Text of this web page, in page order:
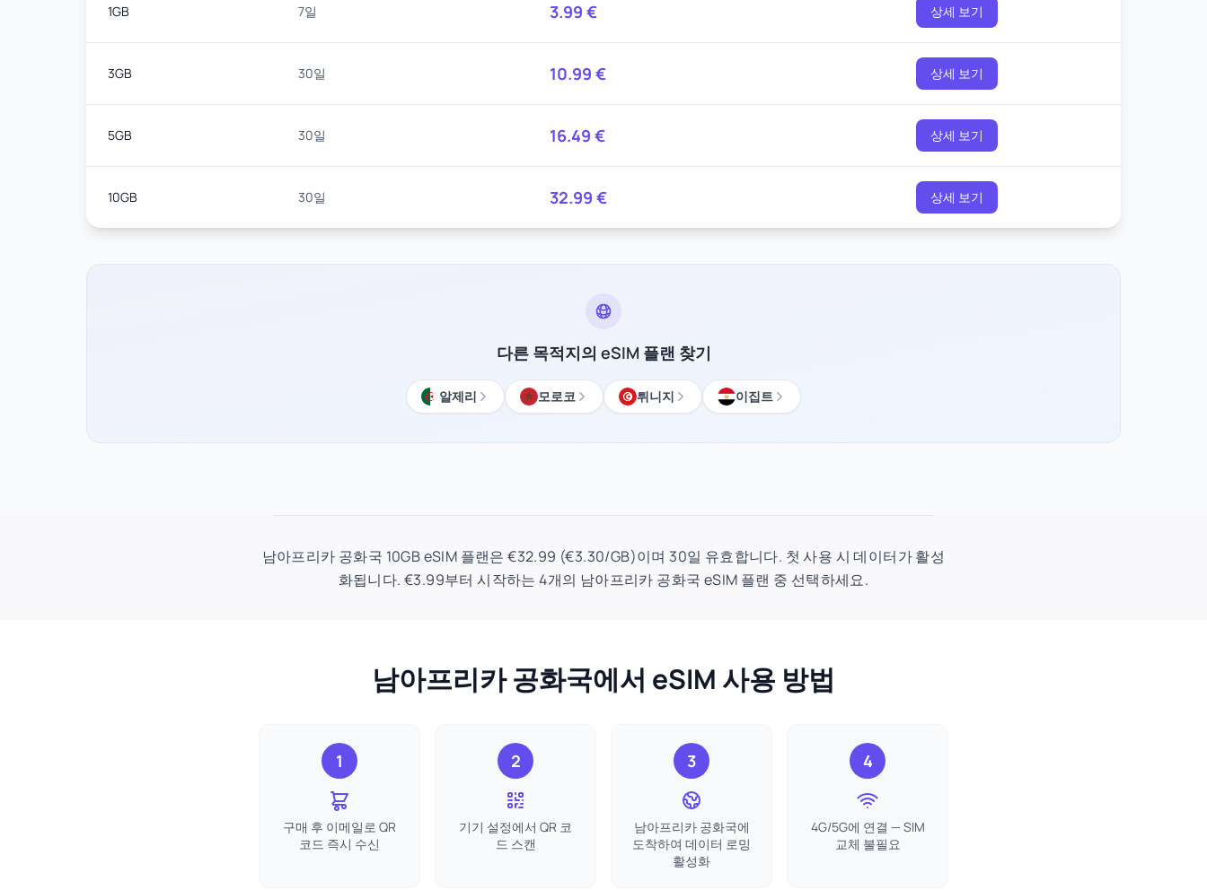
1GB 7일 3.99 € 상세 보기
3GB 30일 10.99 € 상세 보기
5GB 30일 16.49 € 상세 보기
10GB 30일 32.99 € 상세 보기
다른 목적지의 eSIM 플랜 찾기
알제리 모로코 튀니지 이집트
남아프리카 공화국 10GB eSIM 플랜은 €32.99 (€3.30/GB)이며 30일 유효합니다. 첫 사용 시 데이터가 활성
화됩니다. €3.99부터 시작하는 4개의 남아프리카 공화국 eSIM 플랜 중 선택하세요.
남아프리카 공화국에서 eSIM 사용 방법
1
구매 후 이메일로 QR
코드 즉시 수신
2
기기 설정에서 QR 코
드 스캔
3
남아프리카 공화국에
도착하여 데이터 로밍
활성화
4
4G/5G에 연결 — SIM
교체 불필요